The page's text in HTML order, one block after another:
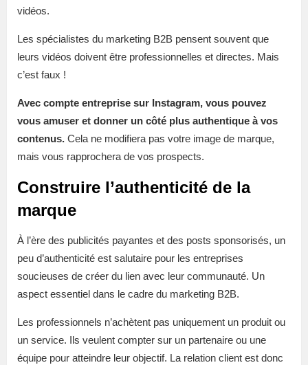
vidéos.
Les spécialistes du marketing B2B pensent souvent que
leurs vidéos doivent être professionnelles et directes. Mais
c’est faux !
Avec compte entreprise sur Instagram, vous pouvez
vous amuser et donner un côté plus authentique à vos
contenus. Cela ne modifiera pas votre image de marque,
mais vous rapprochera de vos prospects.
Construire l’authenticité de la
marque
À l’ère des publicités payantes et des posts sponsorisés, un
peu d’authenticité est salutaire pour les entreprises
soucieuses de créer du lien avec leur communauté. Un
aspect essentiel dans le cadre du marketing B2B.
Les professionnels n’achètent pas uniquement un produit ou
un service. Ils veulent compter sur un partenaire ou une
équipe pour atteindre leur objectif. La relation client est donc